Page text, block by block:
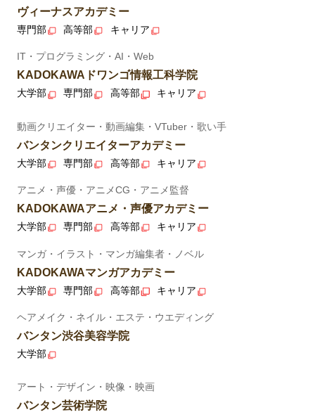
ヴィーナスアカデミー
専門部 高等部 キャリア
IT・プログラミング・AI・Web
KADOKAWAドワンゴ情報工科学院
大学部 専門部 高等部 キャリア
動画クリエイター・動画編集・VTuber・歌い手
バンタンクリエイターアカデミー
大学部 専門部 高等部 キャリア
アニメ・声優・アニメCG・アニメ監督
KADOKAWAアニメ・声優アカデミー
大学部 専門部 高等部 キャリア
マンガ・イラスト・マンガ編集者・ノベル
KADOKAWAマンガアカデミー
大学部 専門部 高等部 キャリア
ヘアメイク・ネイル・エステ・ウエディング
バンタン渋谷美容学院
大学部
アート・デザイン・映像・映画
バンタン芸術学院